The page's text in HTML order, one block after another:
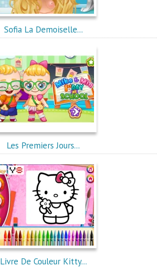
Sofia La Demoiselle...
Les Premiers Jours...
Livre De Couleur Kitty...